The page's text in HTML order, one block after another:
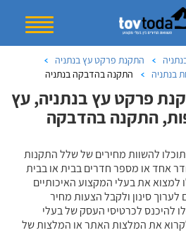
התקנת פרקט עץ בנתניה
בנתניה התקנה בהדבקה בנתניה
פרקט עץ בנתניה, עץ
התקנה בהדבקה
להשוות מחירים של שלל התקנות
אחד או מספר חדרים בבית או בבית
את בעלי המקצוע האיכותיים
לערוך סינון ולקבל הצעות מחיר
להיכנס לכרטיסי העסק של בעלי
את המלצות האתר או המלצות של